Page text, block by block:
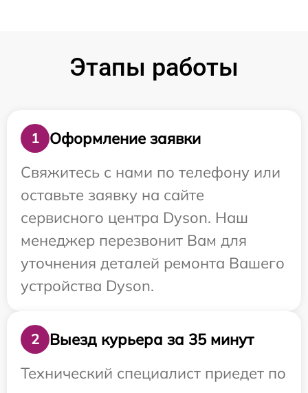
Этапы работы
1
Оформление заявки
Свяжитесь с нами по телефону или
оставьте заявку на сайте
сервисного центра Dyson. Наш
менеджер перезвонит Вам для
уточнения деталей ремонта Вашего
устройства Dyson.
2
Выезд курьера за 35 минут
Технический специалист приедет по